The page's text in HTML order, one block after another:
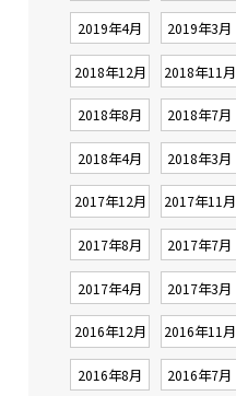
2019年4月 2019年3月
2018年12月 2018年11月
2018年8月 2018年7月
2018年4月 2018年3月
2017年12月 2017年11月
2017年8月 2017年7月
2017年4月 2017年3月
2016年12月 2016年11月
2016年8月 2016年7月